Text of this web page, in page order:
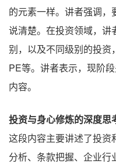
的元素一样。讲者强调，
说清楚。在投资领域，讲
别，以及不同级别的投
PE等。讲者表示，现阶
内容。
投资与身心修炼的深度思
这段内容主要讲述了投资
分析、条款把握、企业